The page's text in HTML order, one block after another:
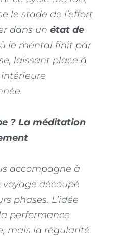
le stade de l’effort
dans un état de
le mental finit par
laissant place à
? La méditation
accompagne à
voyage découpé
phases. L’idée
performance
mais la régularité